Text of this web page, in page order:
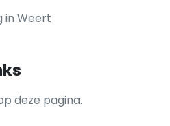
in Weert
deze pagina.